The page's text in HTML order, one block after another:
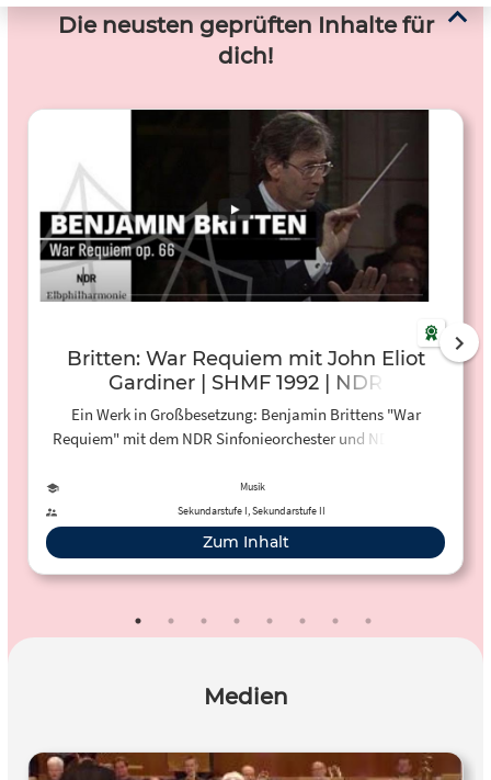
Die neusten geprüften Inhalte für
dich!
Britten: War Requiem mit John Eliot
Gardiner | SHMF 1992 | NDR
Elbphilharmonie Orchester (Video)
Ein Werk in Großbesetzung: Benjamin Brittens "War
Requiem" mit dem NDR Sinfonieorchester und NDR Chor.
Musik
Sekundarstufe I, Sekundarstufe II
Zum Inhalt
Medien